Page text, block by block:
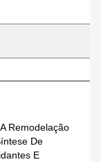
Remodelação
De
E